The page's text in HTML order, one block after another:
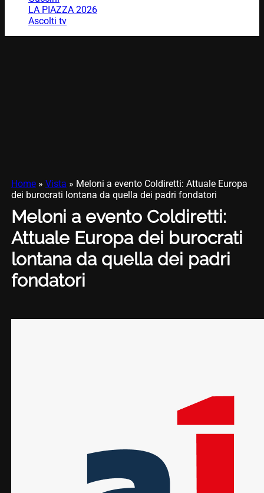
LA PIAZZA 2026
Ascolti tv
Home» Vista » Meloni a evento Coldiretti: Attuale Europa
dei burocrati lontana da quella dei padri fondatori
Meloni a evento Coldiretti:
Attuale Europa dei burocrati
lontana da quella dei padri
fondatori